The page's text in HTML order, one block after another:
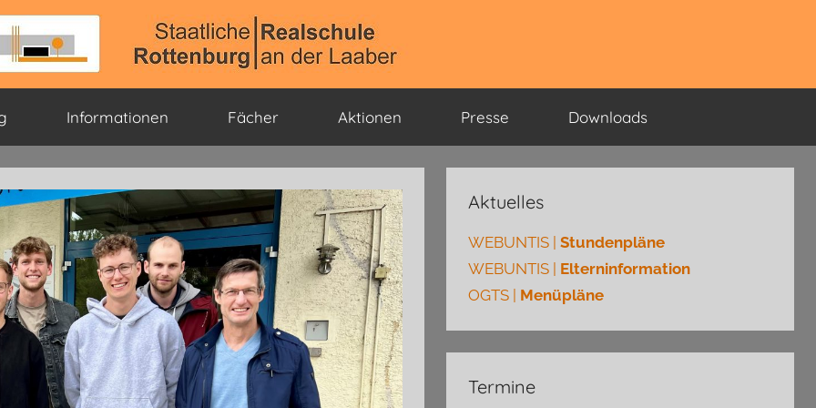
Informationen Fächer Aktionen Presse Downloads
Aktuelles
WEBUNTIS |Stundenpläne
WEBUNTIS | Elterninformation
OGTS | Menüpläne
Termine